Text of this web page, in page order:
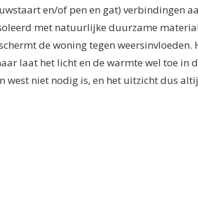
en/of pen en gat) verbindingen
met natuurlijke duurzame
de woning tegen weersinvloeden.
laat het licht en de warmte wel toe in
west niet nodig is, en het uitzicht dus